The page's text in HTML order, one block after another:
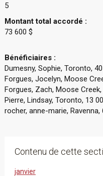
5
Montant total accordé :
73 600 $
Bénéficiaires :
Dumesny, Sophie, Toronto,
Forgues, Jocelyn, Moose
Forgues, Zach, Moose Creek,
Pierre, Lindsay, Toronto, 13
rocher, anne-marie, Ravenna,
Contenu de cette
janvier